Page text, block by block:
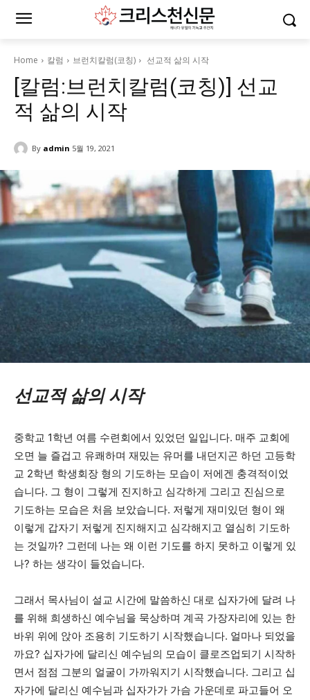
Home 칼럼 브런치칼럼(코칭) 선교적 삶의 시작
[칼럼:브런치칼럼(코칭)] 선교
적 삶의 시작
By admin 5월 19, 2021
선교적 삶의 시작
중학교 1학년 여름 수련회에서 있었던 일입니다. 매주 교회에
오면 늘 즐겁고 유쾌하며 재밌는 유머를 내던지곤 하던 고등학
교 2학년 학생회장 형의 기도하는 모습이 저에겐 충격적이었
습니다. 그 형이 그렇게 진지하고 심각하게 그리고 진심으로
기도하는 모습은 처음 보았습니다. 저렇게 재미있던 형이 왜
이렇게 갑자기 저렇게 진지해지고 심각해지고 열심히 기도하
는 것일까? 그런데 나는 왜 이런 기도를 하지 못하고 이렇게 있
나? 하는 생각이 들었습니다.
그래서 목사님이 설교 시간에 말씀하신 대로 십자가에 달려 나
를 위해 희생하신 예수님을 묵상하며 계곡 가장자리에 있는 한
바위 위에 앉아 조용히 기도하기 시작했습니다. 얼마나 되었을
까요? 십자가에 달리신 예수님의 모습이 클로즈업되기 시작하
면서 점점 그분의 얼굴이 가까워지기 시작했습니다. 그리고 십
자가에 달리신 예수님과 십자가가 가슴 가운데로 파고들어 오